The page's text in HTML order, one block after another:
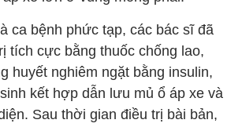
ca bệnh phức tạp, các bác sĩ đã
tích cực bằng thuốc chống lao,
huyết nghiêm ngặt bằng insulin,
kết hợp dẫn lưu mủ ổ áp xe và
Sau thời gian điều trị bài bản,